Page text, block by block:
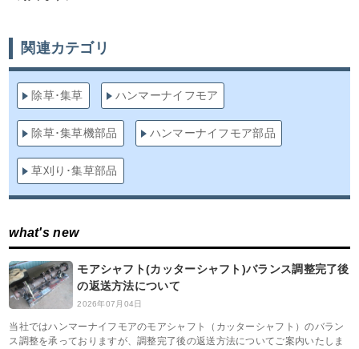
関連カテゴリ
除草･集草 ハンマーナイフモア
除草･集草機部品 ハンマーナイフモア部品
草刈り･集草部品
what's new
モアシャフト(カッターシャフト)バランス調整完了後
の返送方法について
2026年07月04日
当社ではハンマーナイフモアのモアシャフト（カッターシャフト）のバラン
ス調整を承っておりますが、調整完了後の返送方法についてご案内いたしま